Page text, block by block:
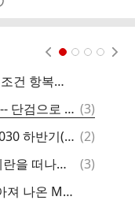
Kim: 6/18일 오키나와 라고 듣다 & 무조건 항복하라는 트럼프의 요구에 전투가 시작되었다는 하메네이 & 오늘은 Juneteenth
바로 이자가 적그리스도라고 하는데 --- 단검으로 암살할 요원 긴급 모집 댓
글
(3)
🕊️ 엉뚱이 발 『계 6:8에 근거한 UN 2030 하반기(2025–2029) 예비 리포트』 댓
(2)
G7을 다급히 떠난 트럼프 모두가 테헤란을 떠나라고 경고 & 최강 벙커 버스터 카드 & 이란도 숨겨 놓은 무기가 있다 & 하지가 고비
댓
(3)
물고기 153 이 되는 6월의 17일 & 쏟아져 나온 Mckana, Elizabeth, Mary 의 메시지 & 핵은 언제 터지나?